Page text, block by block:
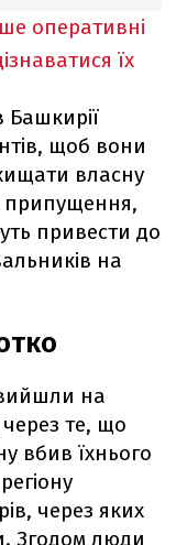
оперативні
їх
Башкирії
щоб вони
власну
припущення,
привести до
на
вийшли на
те, що
вбив їхнього
через яких
Згодом люди